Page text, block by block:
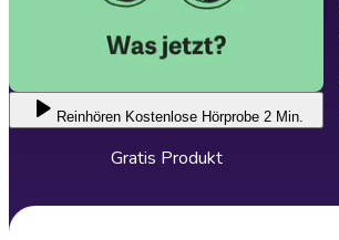
Reinhören Kostenlose Hörprobe 2 Min.
Gratis Produkt